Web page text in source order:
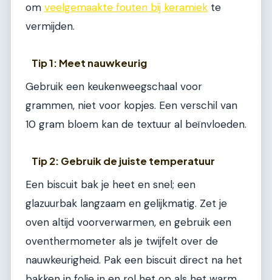
om veelgemaakte fouten bij keramiek te
vermijden.
Tip 1: Meet nauwkeurig
Gebruik een keukenweegschaal voor
grammen, niet voor kopjes. Een verschil van
10 gram bloem kan de textuur al beïnvloeden.
Tip 2: Gebruik de juiste temperatuur
Een biscuit bak je heet en snel; een
glazuurbak langzaam en gelijkmatig. Zet je
oven altijd voorverwarmen, en gebruik een
oventhermometer als je twijfelt over de
nauwkeurigheid. Pak een biscuit direct na het